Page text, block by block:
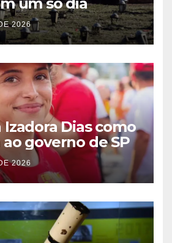
2026
Izadora Dias como
governo de SP
2026